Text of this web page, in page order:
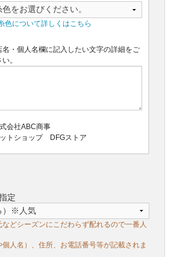
色について詳しくはこちら
名・個人名欄に記入したい文字の詳細をご
。
会社ABC商事
トショップ DFGストア
定
どシーズンにこだわらず配れるので一番人
人名）、住所、お電話番号等が記載されま